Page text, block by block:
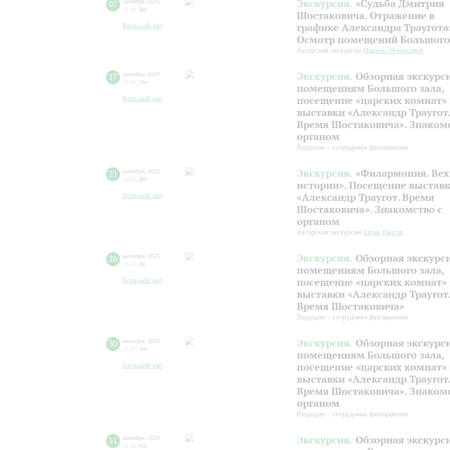
07 октября 2025
15:00 Вт
Большой зал
Экскурсия. «Судьба Дмитрия
Шостаковича. Отражение в
графике Александра
Осмотр помещений Большого
Авторская экскурсия Марины Монаховой
17 октября 2025
15:00 Пт
Большой зал
Экскурсия. Обзорная
помещениям Большого зала,
посещение «царских комнат»
выставки «Александр Траугот.
Время Шостаковича».
органом
Ведущие – сотрудники филармонии
21 октября 2025
15:00 Вт
Большой зал
Экскурсия. «Филармония.
истории». Посещение
«Александр Траугот. Время
Шостаковича». Знакомство с
органом
Авторская экскурсия Юлии Кантор
26 октября 2025
15:00 Вс
Большой зал
Экскурсия. Обзорная
помещениям Большого зала,
посещение «царских комнат»
выставки «Александр Траугот.
Время Шостаковича»
Ведущие – сотрудники филармонии
30 октября 2025
11:00 Чт
Большой зал
Экскурсия. Обзорная
помещениям Большого зала,
посещение «царских комнат»
выставки «Александр Траугот.
Время Шостаковича».
органом
Ведущие – сотрудники филармонии
31 октября 2025
11:00 Пт Экскурсия. Обзорная